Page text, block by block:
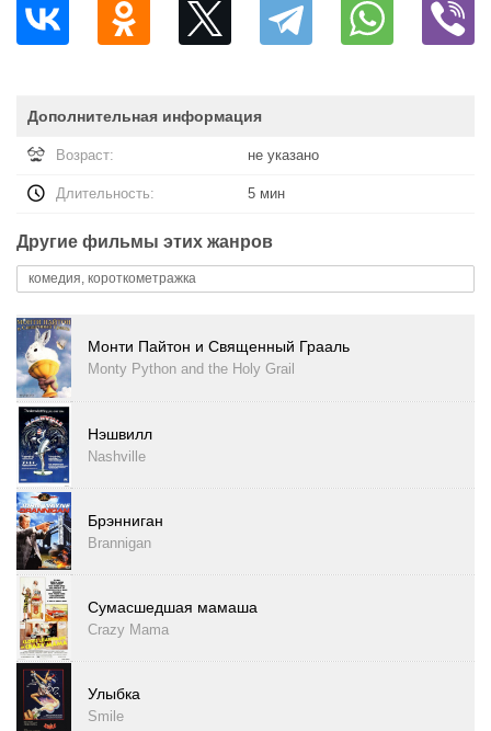
Дополнительная информация
Возраст: не указано
Длительность: 5 мин
Другие фильмы этих жанров
комедия, короткометражка
Монти Пайтон и Священный Грааль
Monty Python and the Holy Grail
Нэшвилл
Nashville
Брэнниган
Brannigan
Сумасшедшая мамаша
Crazy Mama
Улыбка
Smile